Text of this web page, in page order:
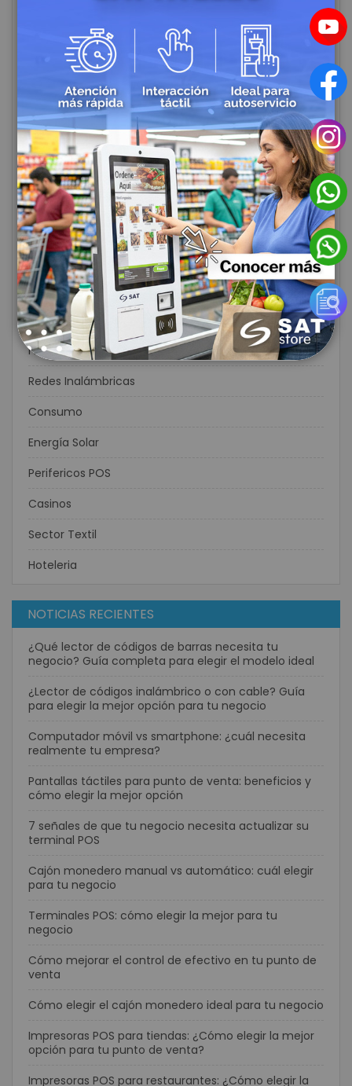
Impresoras Móviles
Protección de Energía Eléctrica
Circuito Cerrado de Televisión
CCTV
Controles de Acceso y Asistencia
Biometricos
Rastreo Satelital
Alarmas de Seguridad
Domótica y Automatización para el Hogar
Cables Redes
Fibra Optica
Redes Inalámbricas
Consumo
Energía Solar
Perifericos POS
Casinos
Sector Textil
Hoteleria
NOTICIAS RECIENTES
¿Qué lector de códigos de barras necesita tu
negocio? Guía completa para elegir el modelo ideal
¿Lector de códigos inalámbrico o con cable? Guía
para elegir la mejor opción para tu negocio
Computador móvil vs smartphone: ¿cuál necesita
realmente tu empresa?
Pantallas táctiles para punto de venta: beneficios y
cómo elegir la mejor opción
7 señales de que tu negocio necesita actualizar su
terminal POS
Cajón monedero manual vs automático: cuál elegir
para tu negocio
Terminales POS: cómo elegir la mejor para tu
negocio
Cómo mejorar el control de efectivo en tu punto de
venta
Cómo elegir el cajón monedero ideal para tu negocio
Impresoras POS para tiendas: ¿Cómo elegir la mejor
opción para tu punto de venta?
Impresoras POS para restaurantes: ¿Cómo elegir la